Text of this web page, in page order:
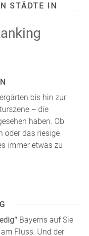
STÄDTE IN
bis hin zur
– die
haben. Ob
oder das riesige
immer etwas zu
Bayerns auf Sie
Fluss. Und der